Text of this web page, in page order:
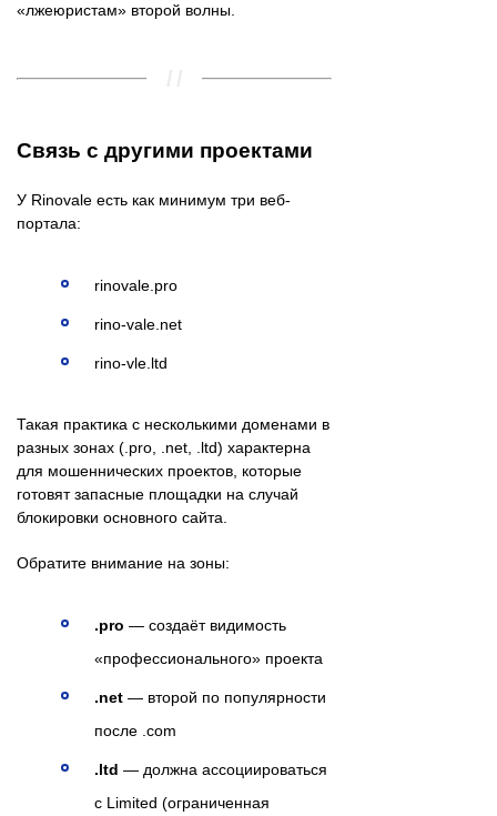
«лжеюристам» второй волны.
Связь с другими проектами
У Rinovale есть как минимум три веб-
портала:
rinovale.pro
rino-vale.net
rino-vle.ltd
Такая практика с несколькими доменами в
разных зонах (.pro, .net, .ltd) характерна
для мошеннических проектов, которые
готовят запасные площадки на случай
блокировки основного сайта.
Обратите внимание на зоны:
.pro — создаёт видимость
«профессионального» проекта
.net — второй по популярности
после .com
.ltd — должна ассоциироваться
с Limited (ограниченная